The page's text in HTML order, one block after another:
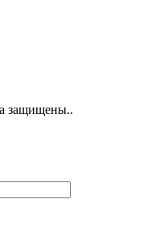
защищены..